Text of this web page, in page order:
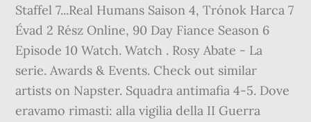
Staffel 7...Real Humans Saison 4, Trónok Harca 7
Évad 2 Rész Online, 90 Day Fiance Season 6
Episode 10 Watch. Watch . Rosy Abate - La
serie. Awards & Events. Check out similar
artists on Napster. Squadra antimafia 4-5. Dove
eravamo rimasti: alla vigilia della II Guerra